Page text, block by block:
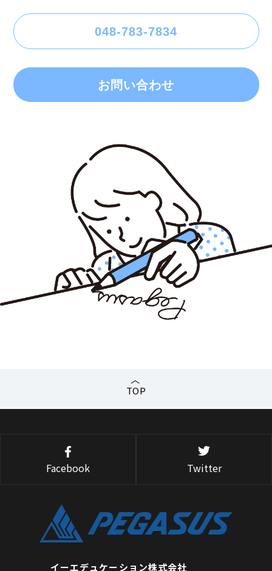
048-783-7834
お問い合わせ
TOP
Facebook Twitter
イーエデュケーション株式会社